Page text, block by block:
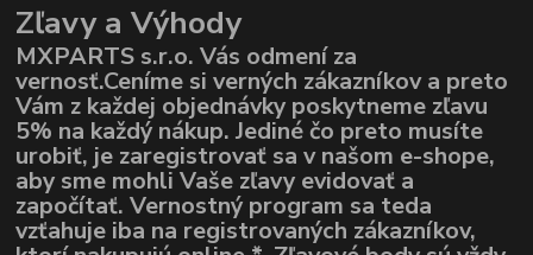
Zľavy a Výhody
MXPARTS s.r.o. Vás odmení za
vernosť.Ceníme si verných zákazníkov a preto
Vám z každej objednávky poskytneme zľavu
5% na každý nákup. Jediné čo preto musíte
urobiť, je zaregistrovať sa v našom e-shope,
aby sme mohli Vaše zľavy evidovať a
započítať. Vernostný program sa teda
vzťahuje iba na registrovaných zákazníkov,